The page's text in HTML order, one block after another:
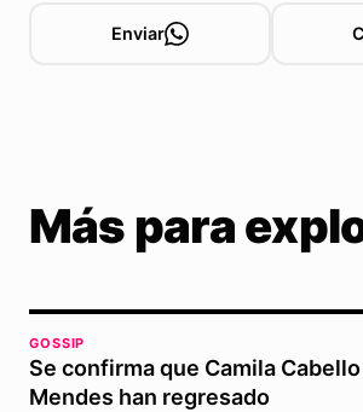
Enviar
Más para
GOSSIP
Se confirma que Camila
Mendes han regresado